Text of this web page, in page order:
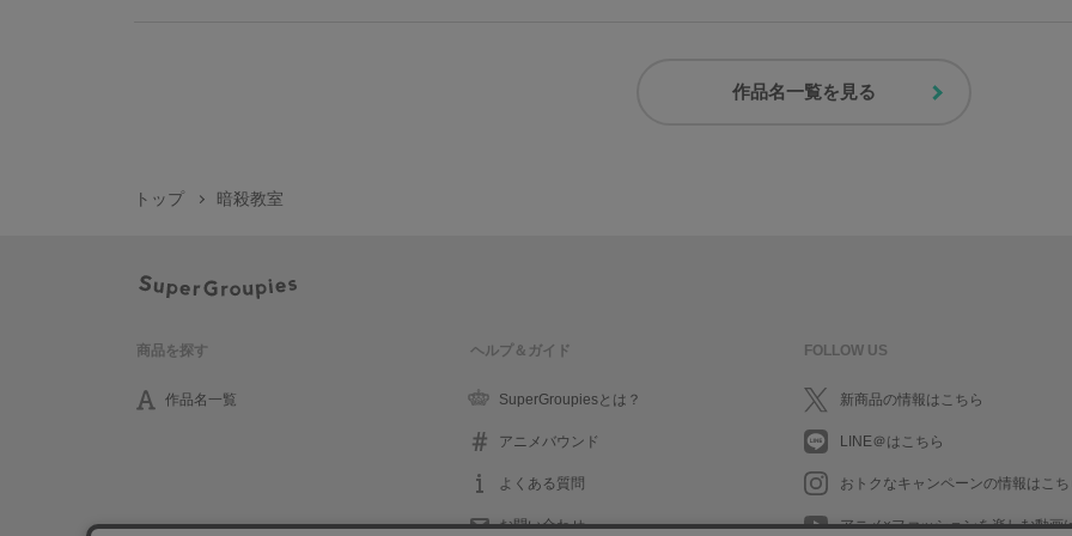
作品名一覧を見る
トップ 暗殺教室
商品を探す
作品名一覧
ヘルプ＆ガイド
SuperGroupiesとは？
アニメバウンド
よくある質問
お問い合わせ
FOLLOW US
新商品の情報はこちら
LINE＠はこちら
おトクなキャンペーンの情報はこち
アニメ×ファッションを楽しむ動画